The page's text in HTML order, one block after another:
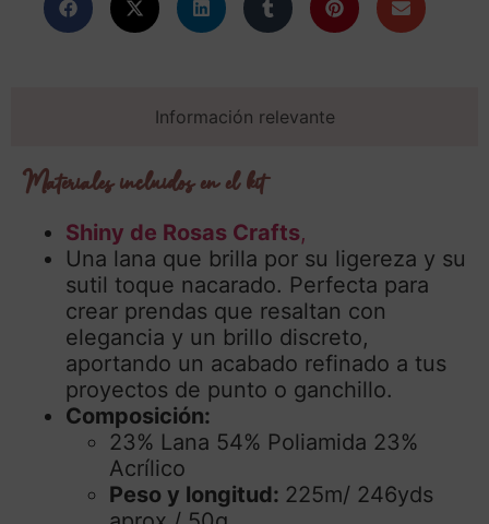
Información relevante
Materiales incluidos en el kit
Shiny de Rosas Crafts,
Una lana que brilla por su ligereza y su
sutil toque nacarado. Perfecta para
crear prendas que resaltan con
elegancia y un brillo discreto,
aportando un acabado refinado a tus
proyectos de punto o ganchillo.
Composición:
23% Lana 54% Poliamida 23%
Acrílico
Peso y longitud: 225m/ 246yds